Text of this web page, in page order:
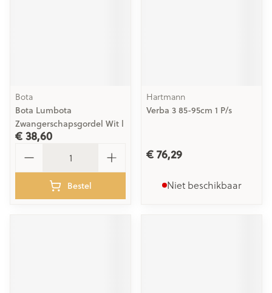
Bota
Bota Lumbota
Zwangerschapsgordel Wit l
€ 38,60
Bestel
Hartmann
Verba 3 85-95cm 1 P/s
€ 76,29
Niet beschikbaar